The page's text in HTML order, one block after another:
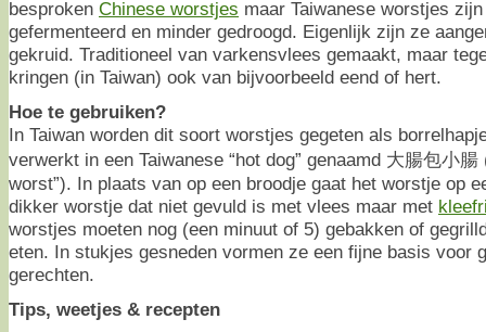
besproken Chinese worstjes maar Taiwanese worstjes
gefermenteerd en minder gedroogd. Eigenlijk zijn ze
gekruid. Traditioneel van varkensvlees gemaakt, maar
kringen (in Taiwan) ook van bijvoorbeeld eend of hert.
Hoe te gebruiken?
In Taiwan worden dit soort worstjes gegeten als
verwerkt in een Taiwanese “hot dog” genaamd 大腸包小
worst”). In plaats van op een broodje gaat het worstje op
dikker worstje dat niet gevuld is met vlees maar met
worstjes moeten nog (een minuut of 5) gebakken of
eten. In stukjes gesneden vormen ze een fijne basis voor
gerechten.
Tips, weetjes & recepten